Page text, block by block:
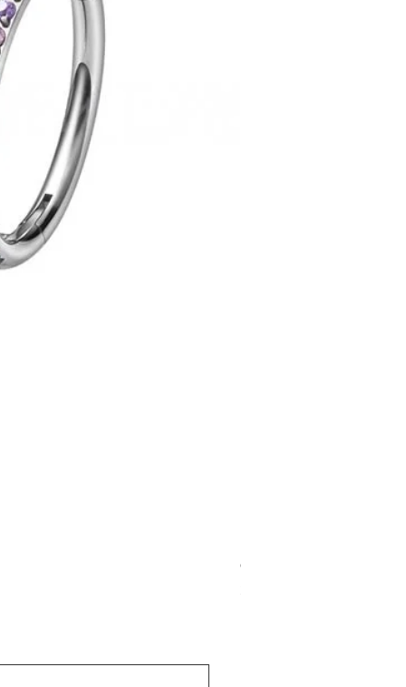
Ohrstecker Schmetterling